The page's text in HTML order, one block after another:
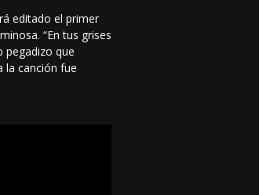
editado el primer
“En tus grises
pegadizo que
la canción fue